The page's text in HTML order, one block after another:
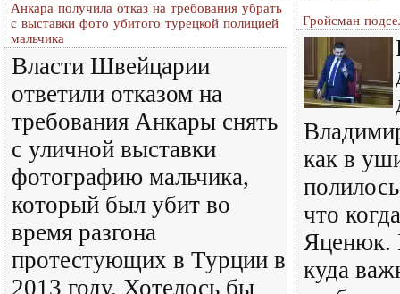
Анкара получила отказ на требования убрать
с выставки фото убитого турецкой полицией
мальчика
Власти Швейцарии
ответили отказом на
требования Анкары снять
с уличной выставки
фотографию мальчика,
который был убит во
время разгона
протестующих в Турции в
2013 году. Хотелось бы
Гройсман
как в
что
Яценюк.
куда